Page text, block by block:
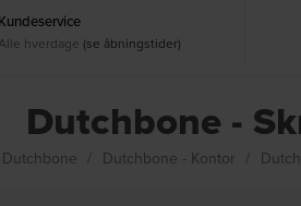
Kundeservice
hverdage (se åbningstider)
Dutchbone -
Dutchbone Dutchbone - Kontor